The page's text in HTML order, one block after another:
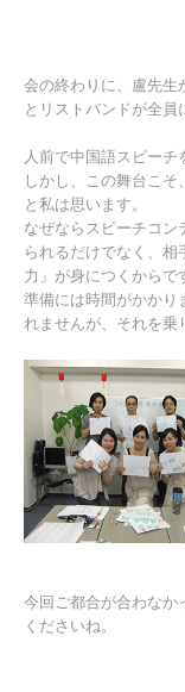
会の終わりに、盧先生
とリストバンドが全員
人前で中国語スピーチ
しかし、この舞台こ
と私は思います。
なぜならスピーチコン
られるだけでなく、
力」が身につくからで
準備には時間がかかり
れませんが、それを乗
今回ご都合が合わなか
くださいね。